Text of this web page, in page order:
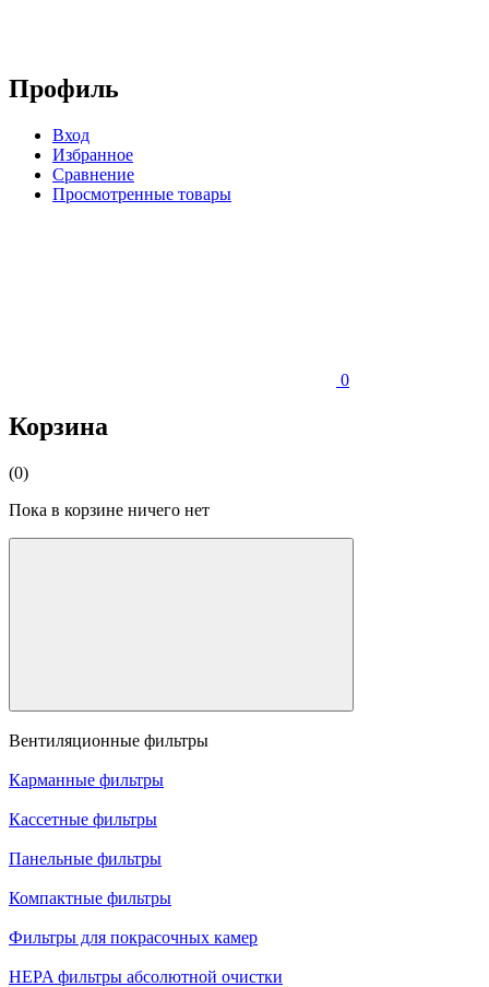
Профиль
Вход
Избранное
Сравнение
Просмотренные товары
0
Корзина
(0)
Пока в корзине ничего нет
Вентиляционные фильтры
Карманные фильтры
Кассетные фильтры
Панельные фильтры
Компактные фильтры
Фильтры для покрасочных камер
HEPA фильтры абсолютной очистки